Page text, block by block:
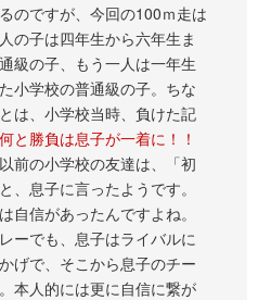
のですが、今回の100ｍ走は
の子は四年生から六年生ま
級の子、もう一人は一年生
小学校の普通級の子。ちな
は、小学校当時、負けた記
何と勝負は息子が一着に！！
前の小学校の友達は、「初
、息子に言ったようです。
自信があったんですよね。
ーでも、息子はライバルに
げで、そこから息子のチー
本人的には更に自信に繋が